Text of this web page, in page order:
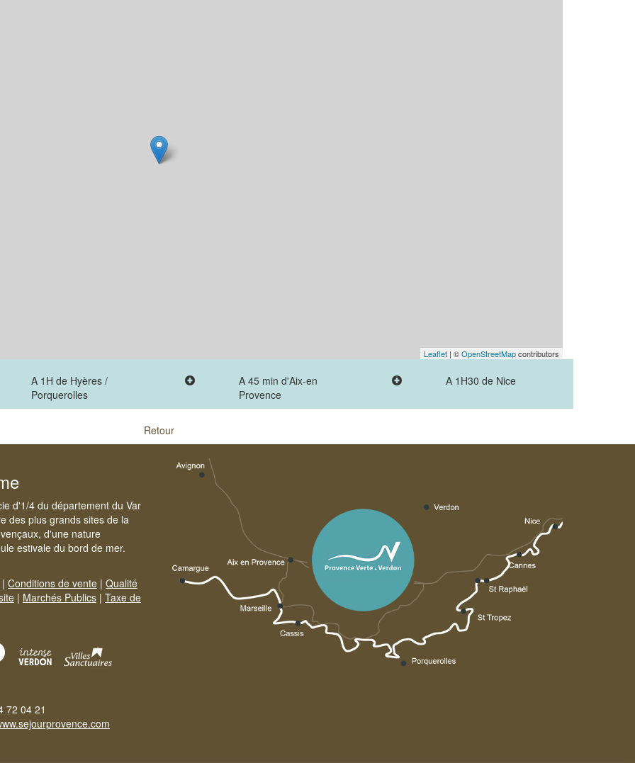
Leaflet | ©OpenStreetMapcontributors
A 1H de Hyères /
Porquerolles
A 45 min d'Aix-en
Provence
A 1H30 de Nice
Retour
d'1/4 du département du Var
des plus grands sites de la
d'une nature
estivale du bord de mer.
| Conditions de vente | Qualité
| Marchés Publics | Taxe de
72 04 21